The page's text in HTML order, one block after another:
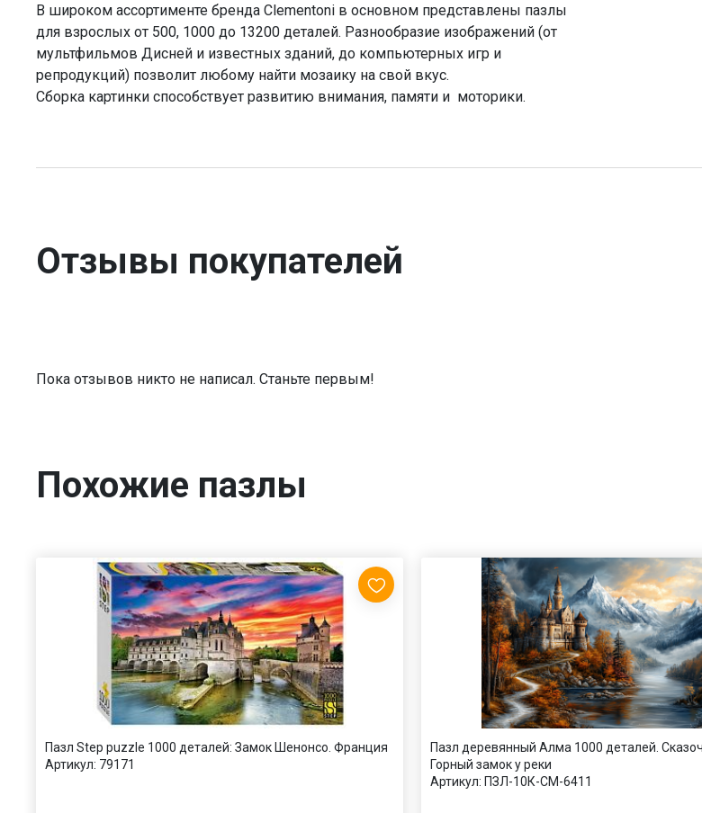
В широком ассортименте бренда Clementoni в основном представлены пазлы
для взрослых от 500, 1000 до 13200 деталей. Разнообразие изображений (от
мультфильмов Дисней и известных зданий, до компьютерных игр и
репродукций) позволит любому найти мозаику на свой вкус.
Сборка картинки способствует развитию внимания, памяти и моторики.
Отзывы покупателей
Пока отзывов никто не написал. Станьте первым!
Похожие пазлы
Пазл Step puzzle 1000 деталей: Замок Шенонсо. Франция
Артикул: 79171
Пазл деревянный Алма 1000 деталей.
Горный замок у реки
Артикул: ПЗЛ-10К-СМ-6411